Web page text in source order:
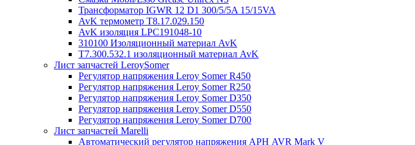
Трансформатор IGWR 12 D1 300/5/5A 15/15VA
AvK термометр T8.17.029.150
AvK изоляция LPC191048-10
310100 Изоляционный материал AvK
T7.300.532.1 изоляционный материал AvK
Лист запчастей LeroySomer
Регулятор напряжения Leroy Somer R450
Регулятор напряжения Leroy Somer R250
Регулятор напряжения Leroy Somer D350
Регулятор напряжения Leroy Somer D550
Регулятор напряжения Leroy Somer D700
Лист запчастей Marelli
Автоматический регулятор напряжения АРН AVR Mark V